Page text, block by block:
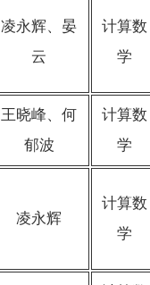
凌永辉、晏
云
计算数
学
王晓峰、何
郁波
计算数
学
凌永辉
计算数
学